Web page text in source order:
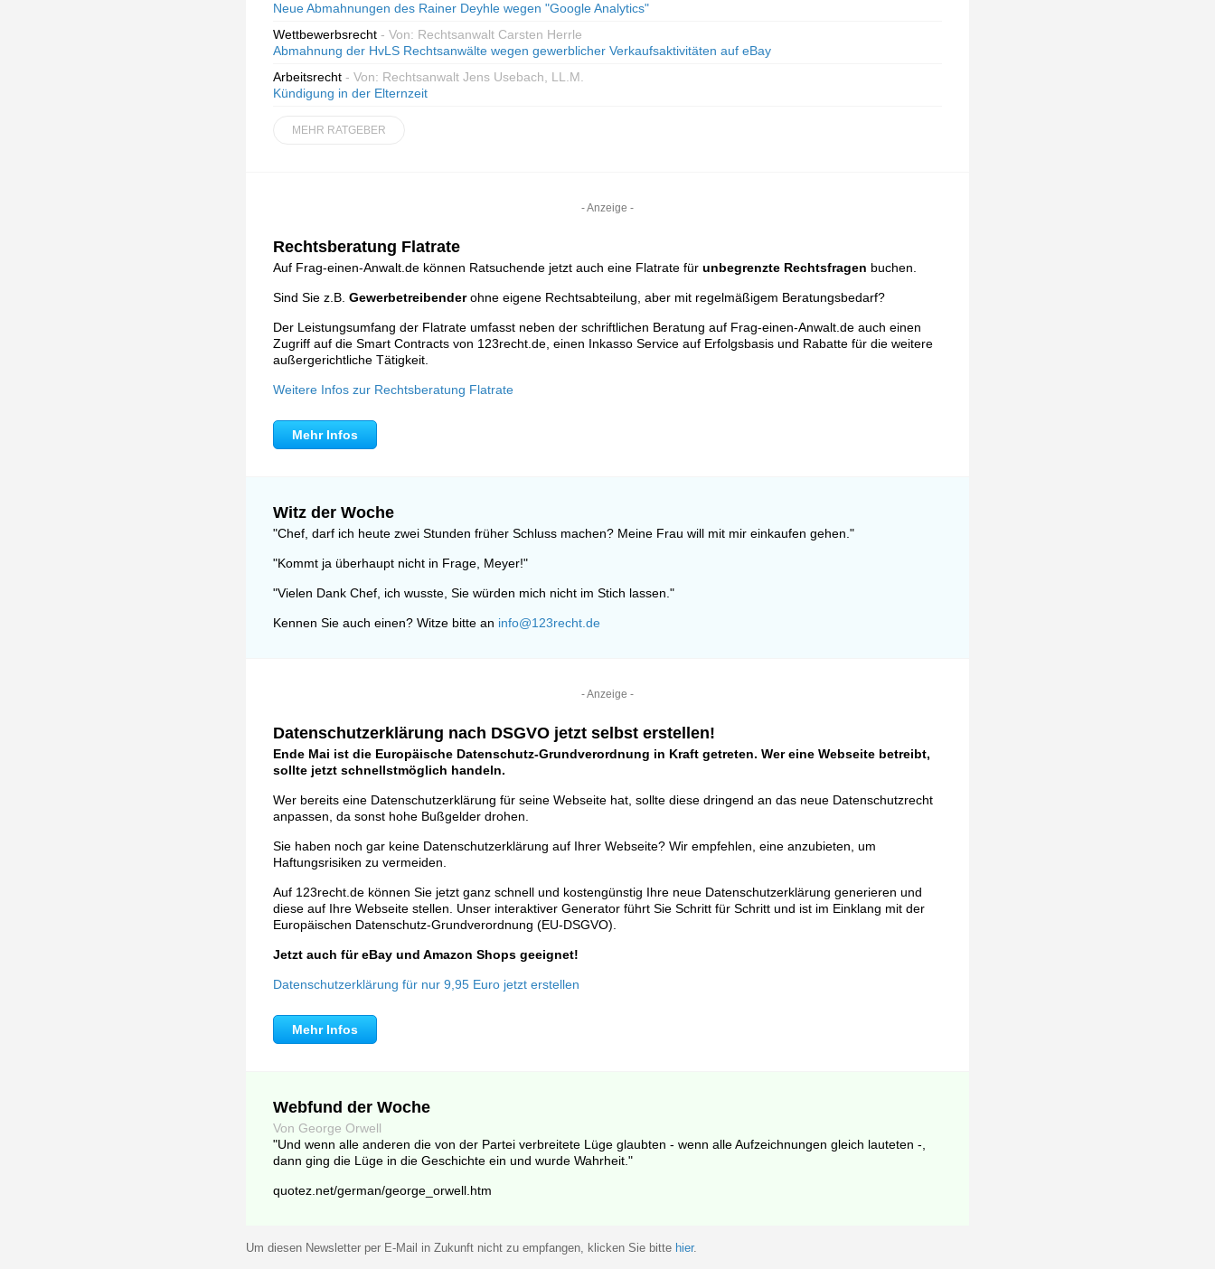
Neue Abmahnungen des Rainer Deyhle wegen "Google Analytics"
Wettbewerbsrecht - Von: Rechtsanwalt Carsten Herrle
Abmahnung der HvLS Rechtsanwälte wegen gewerblicher Verkaufsaktivitäten auf eBay
Arbeitsrecht - Von: Rechtsanwalt Jens Usebach, LL.M.
Kündigung in der Elternzeit
MEHR RATGEBER
- Anzeige -
Rechtsberatung Flatrate
Auf Frag-einen-Anwalt.de können Ratsuchende jetzt auch eine Flatrate für unbegrenzte Rechtsfragen buchen.
Sind Sie z.B. Gewerbetreibenderohne eigene Rechtsabteilung, aber mit regelmäßigem Beratungsbedarf?
Der Leistungsumfang der Flatrate umfasst neben der schriftlichen Beratung auf Frag-einen-Anwalt.de auch einen
Zugriff auf die Smart Contracts von 123recht.de, einen Inkasso Service auf Erfolgsbasis und Rabatte für die weitere
außergerichtliche Tätigkeit.
Weitere Infos zur Rechtsberatung Flatrate
Mehr Infos
Witz der Woche
"Chef, darf ich heute zwei Stunden früher Schluss machen? Meine Frau will mit mir einkaufen gehen."
"Kommt ja überhaupt nicht in Frage, Meyer!"
"Vielen Dank Chef, ich wusste, Sie würden mich nicht im Stich lassen."
Kennen Sie auch einen? Witze bitte an info@123recht.de
- Anzeige -
Datenschutzerklärung nach DSGVO jetzt selbst erstellen!
Ende Mai ist die Europäische Datenschutz-Grundverordnung in Kraft getreten. Wer eine Webseite betreibt,
sollte jetzt schnellstmöglich handeln.
Wer bereits eine Datenschutzerklärung für seine Webseite hat, sollte diese dringend an das neue Datenschutzrecht
anpassen, da sonst hohe Bußgelder drohen.
Sie haben noch gar keine Datenschutzerklärung auf Ihrer Webseite? Wir empfehlen, eine anzubieten, um
Haftungsrisiken zu vermeiden.
Auf 123recht.de können Sie jetzt ganz schnell und kostengünstig Ihre neue Datenschutzerklärung generieren und
diese auf Ihre Webseite stellen. Unser interaktiver Generator führt Sie Schritt für Schritt und ist im Einklang mit der
Europäischen Datenschutz-Grundverordnung (EU-DSGVO).
Jetzt auch für eBay und Amazon Shops geeignet!
Datenschutzerklärung für nur 9,95 Euro jetzt erstellen
Mehr Infos
Webfund der Woche
Von George Orwell
"Und wenn alle anderen die von der Partei verbreitete Lüge glaubten - wenn alle Aufzeichnungen gleich lauteten -,
dann ging die Lüge in die Geschichte ein und wurde Wahrheit."
quotez.net/german/george_orwell.htm
Um diesen Newsletter per E-Mail in Zukunft nicht zu empfangen, klicken Sie bitte hier.